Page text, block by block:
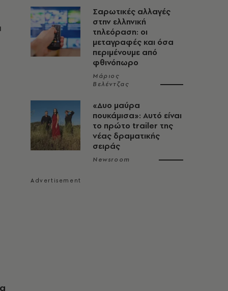
Σαρωτικές αλλαγές
στην ελληνική
τηλεόραση: οι
μεταγραφές και όσα
περιμένουμε από
φθινόπωρο
Μάριος
Βελέντζας
«Δυο μαύρα
πουκάμισα»: Αυτό είναι
το πρώτο trailer της
νέας δραματικής
σειράς
Newsroom